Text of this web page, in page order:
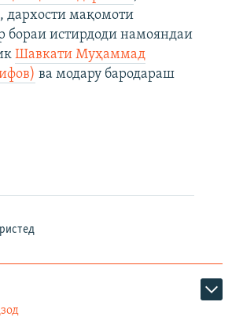
дархости мақомоти
бораи истирдоди намояндаи
Шавкати Муҳаммад
ва модару бародараш